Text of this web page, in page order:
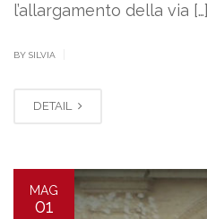
l’allargamento della via […]
BY SILVIA
DETAIL
MAG
01